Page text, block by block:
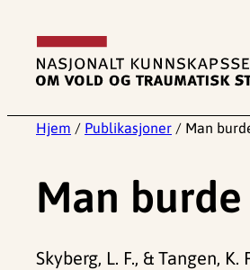
innhold
Hjem / Publikasjoner / Man
Man
Skyberg, L. F., & Tangen,